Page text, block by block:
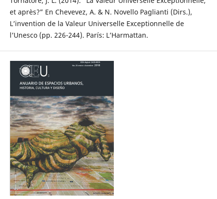
et après?” En Chevevez, A. & N. Novello Paglianti (Dirs.),
L’invention de la Valeur Universelle Exceptionnelle de
l’Unesco (pp. 226-244). París: L’Harmattan.